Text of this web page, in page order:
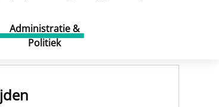
Administratie &
Politiek